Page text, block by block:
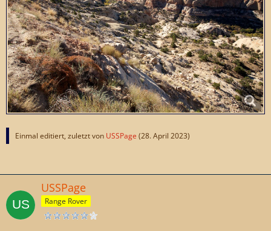
Einmal editiert, zuletzt von USSPage (28. April 2023)
USSPage
Range Rover